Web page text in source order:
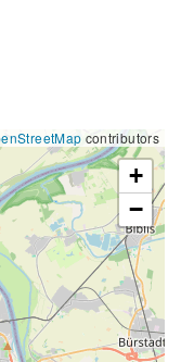
contributors
+
−